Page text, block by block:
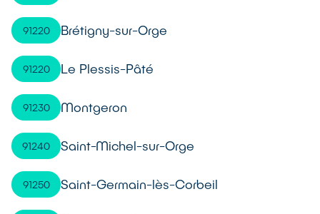
91220 Brétigny-sur-Orge
91220 Le Plessis-Pâté
91230 Montgeron
91240 Saint-Michel-sur-Orge
91250 Saint-Germain-lès-Corbeil